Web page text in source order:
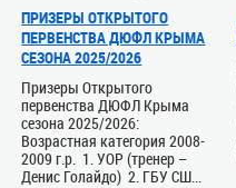
ПРИЗЕРЫ ОТКРЫТОГО
ПЕРВЕНСТВА ДЮФЛ КРЫМА
СЕЗОНА 2025/2026
Призеры Открытого
первенства ДЮФЛ Крыма
сезона 2025/2026:
Возрастная категория 2008-
2009 г.р. 1. УОР (тренер –
Денис Голайдо) 2. ГБУ СШ...